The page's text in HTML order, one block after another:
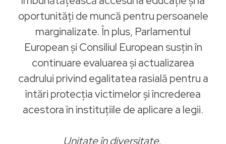
oportunități de muncă pentru persoanele
marginalizate. În plus, Parlamentul
European și Consiliul European susțin în
continuare evaluarea și actualizarea
cadrului privind egalitatea rasială pentru a
întări protecția victimelor și încrederea
acestora în instituțiile de aplicare a legii.
Unitate în diversitate.